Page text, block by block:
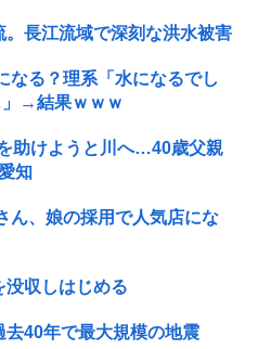
長江流域で深刻な洪水被害
なる？理系「水になるでし
→結果ｗｗｗ
助けようと川へ…40歳父親
知
ん、娘の採用で人気店にな
没収しはじめる
40年で最大規模の地震